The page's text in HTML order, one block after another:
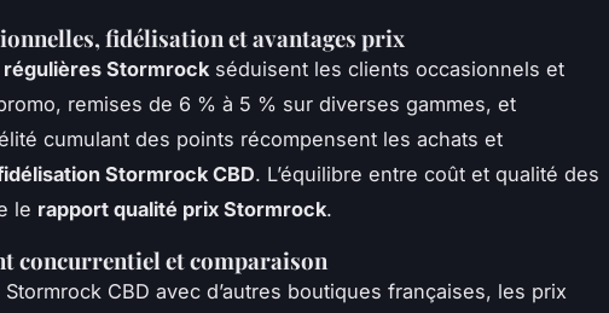
fidélisation et avantages prix
Stormrock séduisent les clients occasionnels et
remises de 6 % à 5 % sur diverses gammes, et
cumulant des points récompensent les achats et
Stormrock CBD. L’équilibre entre coût et qualité des
le rapport qualité prix Stormrock.
concurrentiel et comparaison
CBD avec d’autres boutiques françaises, les prix